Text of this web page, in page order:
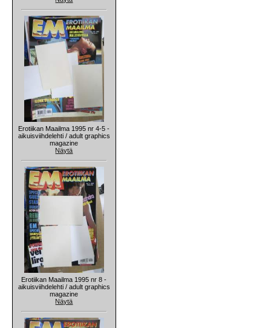
Erotiikan Maailma 1995 nr 4-5 -
aikuisviihdelehti / adult graphics
magazine
Näytä
Erotiikan Maailma 1995 nr 8 -
aikuisviihdelehti / adult graphics
magazine
Näytä